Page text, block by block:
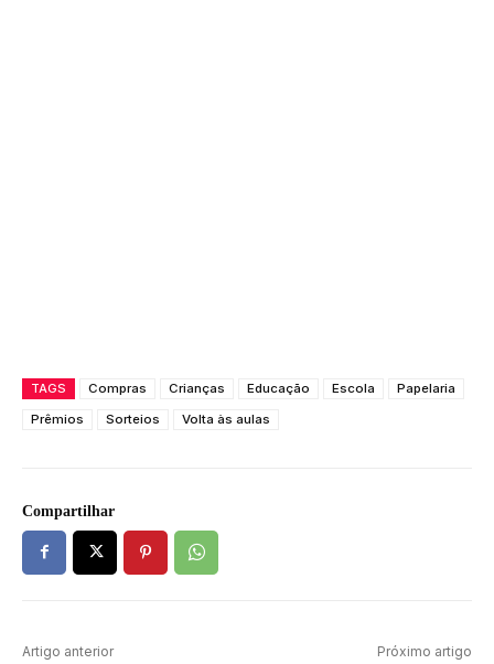
TAGS Compras Crianças Educação Escola
Papelaria
Prêmios
Sorteios Volta às aulas
Compartilhar
Artigo anterior Próximo artigo